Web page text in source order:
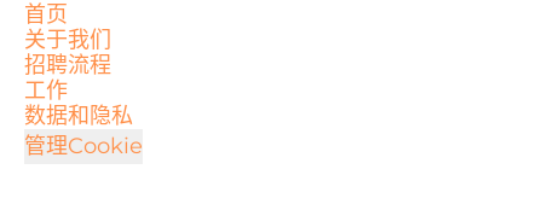
首页
关于我们
招聘流程
工作
数据和隐私
管理Cookie